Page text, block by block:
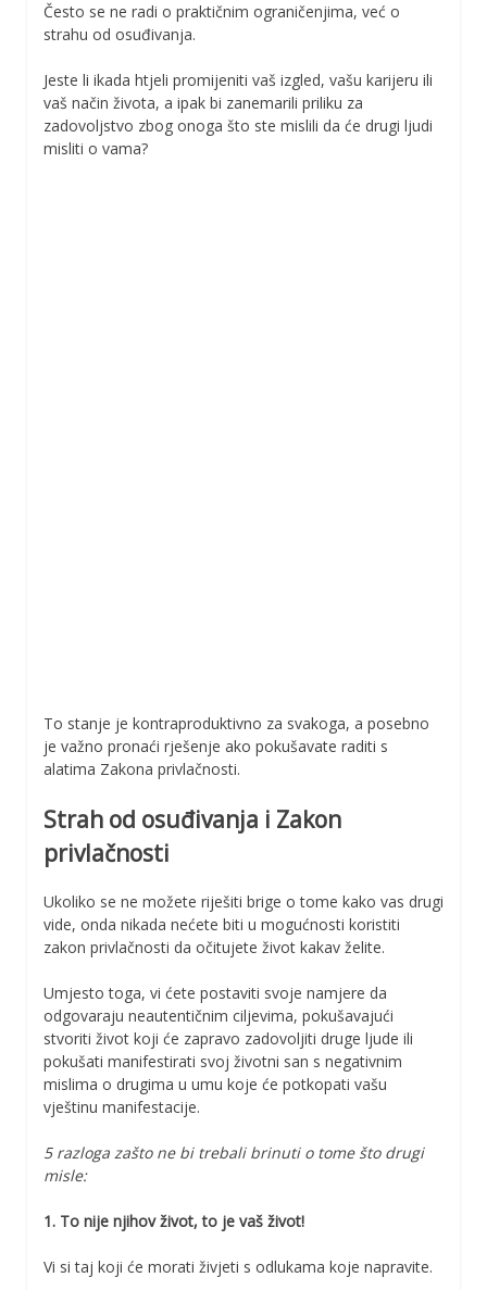
Često se ne radi o praktičnim ograničenjima, već o
strahu od osuđivanja.
Jeste li ikada htjeli promijeniti vaš izgled, vašu karijeru ili
vaš način života, a ipak bi zanemarili priliku za
zadovoljstvo zbog onoga što ste mislili da će drugi ljudi
misliti o vama?
To stanje je kontraproduktivno za svakoga, a posebno
je važno pronaći rješenje ako pokušavate raditi s
alatima Zakona privlačnosti.
Strah od osuđivanja i Zakon
privlačnosti
Ukoliko se ne možete riješiti brige o tome kako vas drugi
vide, onda nikada nećete biti u mogućnosti koristiti
zakon privlačnosti da očitujete život kakav želite.
Umjesto toga, vi ćete postaviti svoje namjere da
odgovaraju neautentičnim ciljevima, pokušavajući
stvoriti život koji će zapravo zadovoljiti druge ljude ili
pokušati manifestirati svoj životni san s negativnim
mislima o drugima u umu koje će potkopati vašu
vještinu manifestacije.
5 razloga zašto ne bi trebali brinuti o tome što drugi
misle:
1. To nije njihov život, to je vaš život!
Vi si taj koji će morati živjeti s odlukama koje napravite.